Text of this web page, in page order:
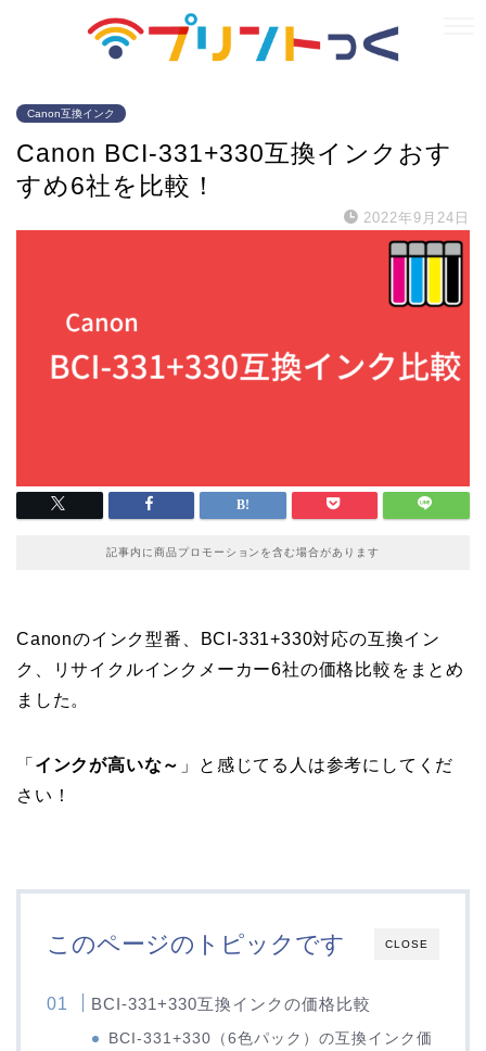
Canon互換インク
Canon BCI-331+330互換インクおす
すめ6社を比較！
2022年9月24日
記事内に商品プロモーションを含む場合があります
Canonのインク型番、BCI-331+330対応の互換イン
ク、リサイクルインクメーカー6社の価格比較をまとめ
ました。
「 インクが高いな～ 」と感じてる人は参考にしてくだ
さい！
CLOSE
このページのトピックです
BCI-331+330互換インクの価格比較
BCI-331+330（6色パック）の互換インク価